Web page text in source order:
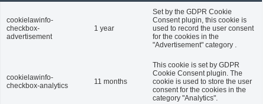
cookielawinfo-
checkbox-
advertisement
1 year
Set by the GDPR Cookie
Consent plugin, this cookie is
used to record the user consent
for the cookies in the
"Advertisement" category .
cookielawinfo-
checkbox-analytics
11 months
This cookie is set by GDPR
Cookie Consent plugin. The
cookie is used to store the user
consent for the cookies in the
category "Analytics".